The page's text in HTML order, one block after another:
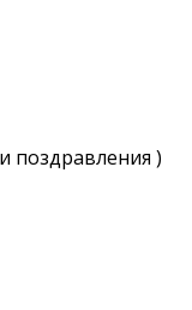
поздравления )